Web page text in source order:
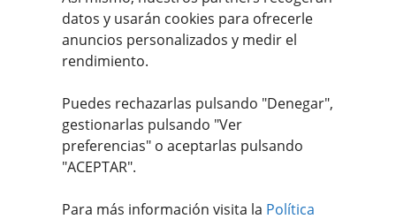
datos y usarán cookies para ofrecerle
anuncios personalizados y medir el
rendimiento.
Puedes rechazarlas pulsando "Denegar",
gestionarlas pulsando "Ver
preferencias" o aceptarlas pulsando
"ACEPTAR".
Para más información visita la Política
COMPRAR